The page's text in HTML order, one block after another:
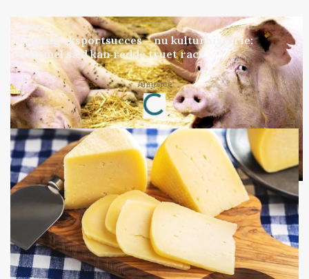
GRISE
Engang eksportsucces – nu kulturhistorie:
Gammel sæd kan redde truet race
Annonce
Loading...